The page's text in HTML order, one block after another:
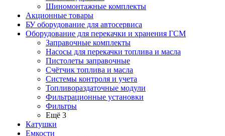
Шиномонтажные комплекты
Акционные товары
БУ оборудование для автосервиса
Оборудование для перекачки и хранения ГСМ
Заправочные комплекты
Насосы для перекачки топлива и масла
Пистолеты заправочные
Счётчик топлива и масла
Системы контроля и учета
Топливораздаточные модули
Фильтрационные установки
Фильтры
Ещё 3
Катушки
Емкости